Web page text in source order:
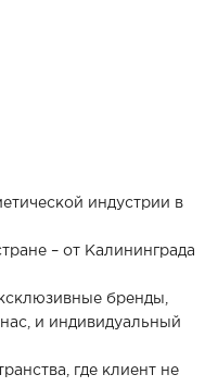
индустрии в
– от Калининграда
бренды,
и индивидуальный
где клиент не